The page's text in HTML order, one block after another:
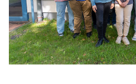
Administrativ-Technische